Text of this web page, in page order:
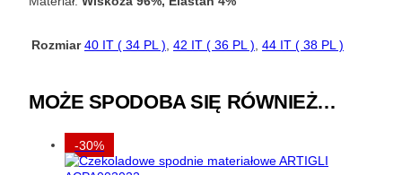
Rozmiar 40 IT ( 34 PL ) 42 IT ( 36 PL ) 44 IT ( 38 PL )
MOŻE SPODOBA SIĘ RÓWNIEŻ…
-30%